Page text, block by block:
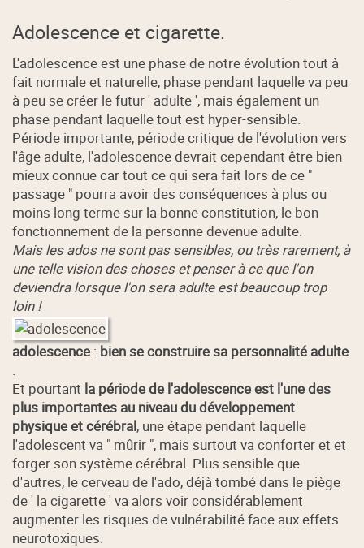
Adolescence et cigarette.
L'adolescence est une phase de notre évolution tout à
fait normale et naturelle, phase pendant laquelle va peu
à peu se créer le futur ' adulte ', mais également un
phase pendant laquelle tout est hyper-sensible.
Période importante, période critique de l'évolution vers
l'âge adulte, l'adolescence devrait cependant être bien
mieux connue car tout ce qui sera fait lors de ce "
passage " pourra avoir des conséquences à plus ou
moins long terme sur la bonne constitution, le bon
fonctionnement de la personne devenue adulte.
Mais les ados ne sont pas sensibles, ou très rarement, à
une telle vision des choses et penser à ce que l'on
deviendra lorsque l'on sera adulte est beaucoup trop
loin !
adolescence : bien se construire sa personnalité adulte
.
Et pourtant la période de l'adolescence est l'une des
plus importantes au niveau du développement
physique et cérébral, une étape pendant laquelle
l'adolescent va " mûrir ", mais surtout va conforter et et
forger son système cérébral. Plus sensible que
d'autres, le cerveau de l'ado, déjà tombé dans le piège
de ' la cigarette ' va alors voir considérablement
augmenter les risques de vulnérabilité face aux effets
neurotoxiques.